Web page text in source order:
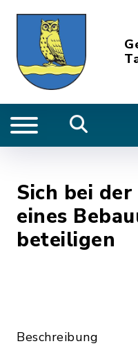
Sich bei
eines
beteiligen
Beschreibung